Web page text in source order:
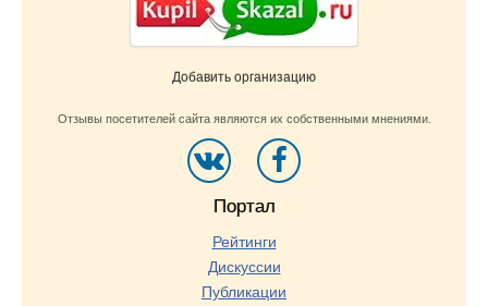
Добавить организацию
Отзывы посетителей сайта являются их собственными мнениями.
Портал
Рейтинги
Дискуссии
Публикации